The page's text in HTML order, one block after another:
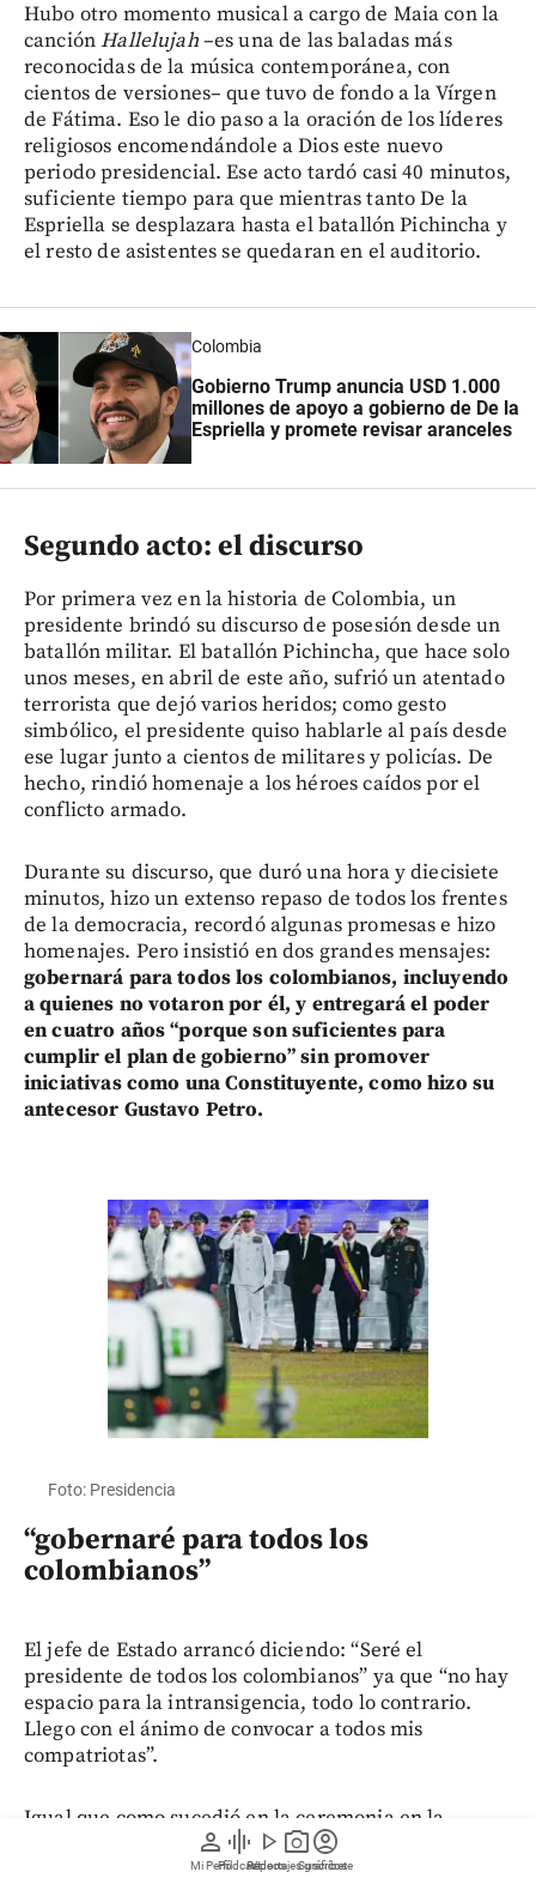
person
Mi Perfil
graphic_eq
Pódcast
play_arrow
Videos
photo_camera
Reportajes gráficos
account_circle
Suscríbete
Hubo otro momento musical a cargo de Maia con la
canciónHallelujah–es una de las baladas más
reconocidas de la música contemporánea, con
cientos de versiones– que tuvo de fondo a la Vírgen
de Fátima. Eso le dio paso a la oración de los líderes
religiosos encomendándole a Dios este nuevo
periodo presidencial. Ese acto tardó casi 40 minutos,
suficiente tiempo para que mientras tanto De la
Espriella se desplazara hasta el batallón Pichincha y
el resto de asistentes se quedaran en el auditorio.
Colombia
Gobierno Trump anuncia USD 1.000
millones de apoyo a gobierno de De la
Espriella y promete revisar aranceles
Segundo acto: el discurso
Por primera vez en la historia de Colombia, un
presidente brindó su discurso de posesión desde un
batallón militar. El batallón Pichincha, que hace solo
unos meses, en abril de este año, sufrió un atentado
terrorista que dejó varios heridos; como gesto
simbólico, el presidente quiso hablarle al país desde
ese lugar junto a cientos de militares y policías. De
hecho, rindió homenaje a los héroes caídos por el
conflicto armado.
Durante su discurso, que duró una hora y diecisiete
minutos, hizo un extenso repaso de todos los frentes
de la democracia, recordó algunas promesas e hizo
homenajes. Pero insistió en dos grandes mensajes:
gobernará para todos los colombianos, incluyendo
a quienes no votaron por él, y entregará el poder
en cuatro años “porque son suficientes para
cumplir el plan de gobierno” sin promover
iniciativas como una Constituyente, como hizo su
antecesor Gustavo Petro.
Foto: Presidencia
“gobernaré para todos los
colombianos”
El jefe de Estado arrancó diciendo: “Seré el
presidente de todos los colombianos” ya que “no hay
espacio para la intransigencia, todo lo contrario.
Llego con el ánimo de convocar a todos mis
compatriotas”.
Igual que como sucedió en la ceremonia en la
Universidad Santiago de Cali, invocó la protección
de Dios. “Ejercer la Presidencia de esta patria que